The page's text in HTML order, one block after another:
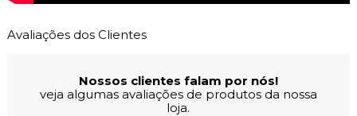
Avaliações dos Clientes
Nossos clientes falam por nós!
veja algumas avaliações de produtos da nossa
loja.